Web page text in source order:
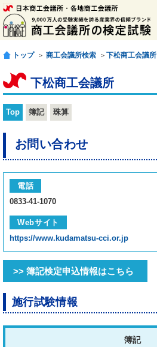
トップ ＞ 商工会議所検索 ＞ 下松商工会議所
下松商工会議所
Top 簿記 珠算
お問い合わせ
電話
0833-41-1070
Webサイト
https://www.kudamatsu-cci.or.jp
>> 簿記検定申込情報はこちら
施行試験情報
簿記